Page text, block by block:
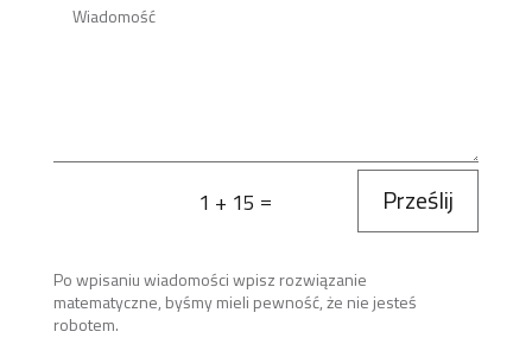
1 + 15 = Prześlij
Po wpisaniu wiadomości wpisz rozwiązanie
matematyczne, byśmy mieli pewność, że nie jesteś
robotem.